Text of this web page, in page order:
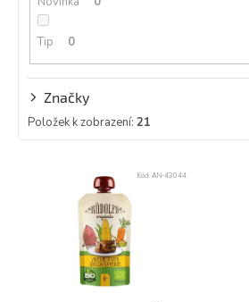
Tip 0
Značky
Položek k zobrazení: 21
Kód: AN-43044